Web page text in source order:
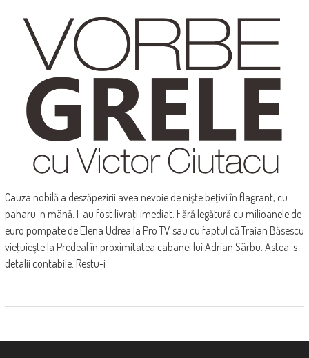
Cauza nobilă a deszăpezirii avea nevoie de nişte beţivi în flagrant, cu
paharu-n mână. I-au fost livraţi imediat. Fără legătură cu milioanele de
euro pompate de Elena Udrea la Pro TV sau cu faptul că Traian Băsescu
vieţuieşte la Predeal în proximitatea cabanei lui Adrian Sârbu. Astea-s
detalii contabile. Restu-i